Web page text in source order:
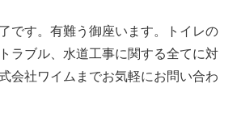
です。有難う御座います。トイレの
ラブル、水道工事に関する全てに対
会社ワイムまでお気軽にお問い合わ